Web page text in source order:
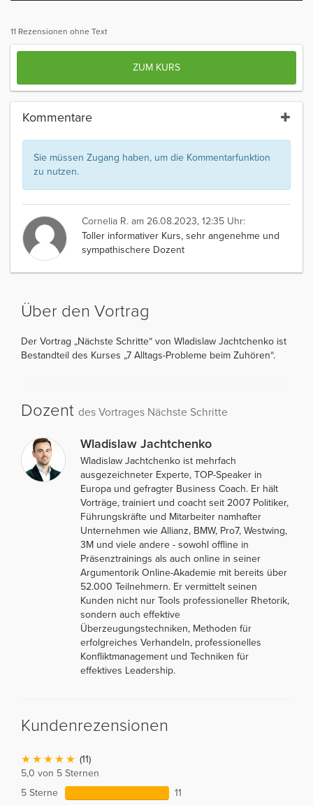
11 Rezensionen ohne Text
ZUM KURS
Kommentare
Sie müssen Zugang haben, um die Kommentarfunktion
zu nutzen.
Cornelia R. am 26.08.2023, 12:35 Uhr:
Toller informativer Kurs, sehr angenehme und
sympathischere Dozent
Über den Vortrag
Der Vortrag „Nächste Schritte“ von Wladislaw Jachtchenko ist
Bestandteil des Kurses „7 Alltags-Probleme beim Zuhören“.
Dozent des Vortrages Nächste Schritte
Wladislaw Jachtchenko
Wladislaw Jachtchenko ist mehrfach
ausgezeichneter Experte, TOP-Speaker in
Europa und gefragter Business Coach. Er hält
Vorträge, trainiert und coacht seit 2007 Politiker,
Führungskräfte und Mitarbeiter namhafter
Unternehmen wie Allianz, BMW, Pro7, Westwing,
3M und viele andere - sowohl offline in
Präsenztrainings als auch online in seiner
Argumentorik Online-Akademie mit bereits über
52.000 Teilnehmern. Er vermittelt seinen
Kunden nicht nur Tools professioneller Rhetorik,
sondern auch effektive
Überzeugungstechniken, Methoden für
erfolgreiches Verhandeln, professionelles
Konfliktmanagement und Techniken für
effektives Leadership.
Kundenrezensionen
(11)
5,0 von 5 Sternen
5 Sterne
11